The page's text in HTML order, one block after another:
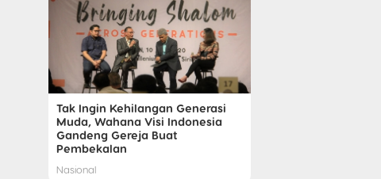
Tak Ingin Kehilangan Generasi
Muda, Wahana Visi Indonesia
Gandeng Gereja Buat
Pembekalan
Nasional